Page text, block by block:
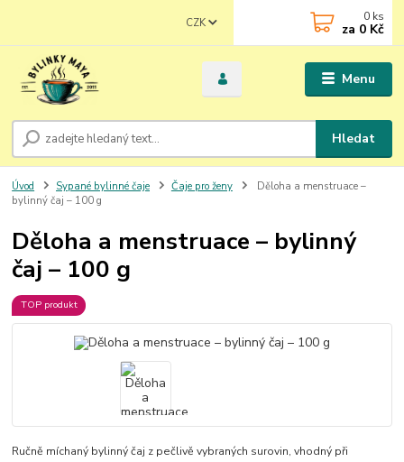
Menu
CZK
Hledat
0 ks
za 0 Kč
Úvod Sypané bylinné čaje Čaje pro ženy
Děloha a menstruace –
bylinný čaj – 100 g
Děloha a menstruace – bylinný
čaj – 100 g
TOP produkt
Ručně míchaný bylinný čaj z pečlivě vybraných surovin, vhodný při